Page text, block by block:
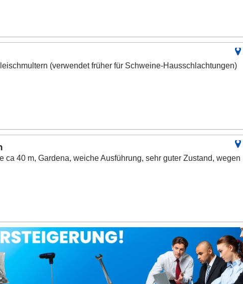
(verwendet früher für Schweine-Hausschlachtungen)
ca 40 m, Gardena, weiche Ausführung, sehr guter Zustand, wegen